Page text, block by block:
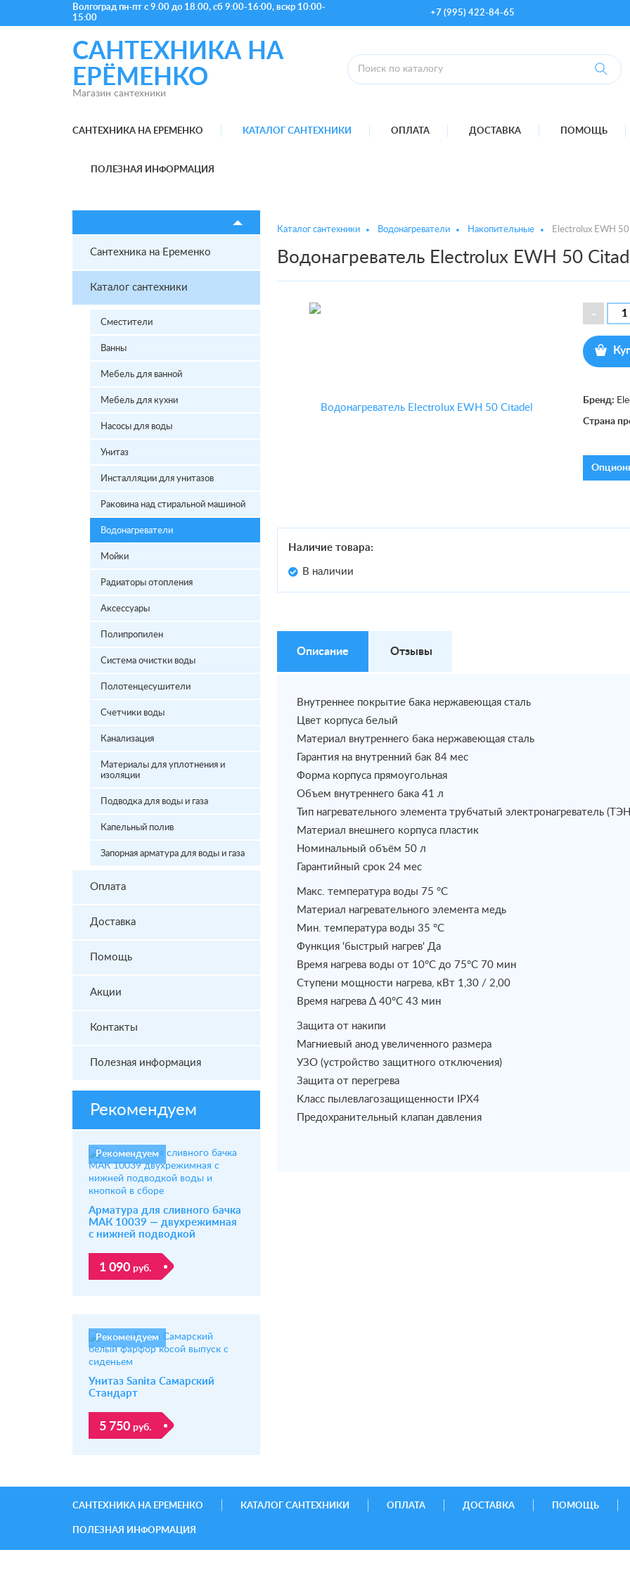
Волгоград пн-пт с 9.00 до 18.00, сб 9:00-16:00, вскр 10:00-
15:00
+7 (995) 422-84-65
САНТЕХНИКА НА
ЕРЁМЕНКО
Магазин сантехники
САНТЕХНИКА НА ЕРЕМЕНКО КАТАЛОГ САНТЕХНИКИ ОПЛАТА ДОСТАВКА ПОМОЩЬ
ПОЛЕЗНАЯ ИНФОРМАЦИЯ
Сантехника на Еременко
Каталог сантехники
Сместители
Ванны
Мебель для ванной
Мебель для кухни
Насосы для воды
Унитаз
Инсталляции для унитазов
Раковина над стиральной машиной
Водонагреватели
Мойки
Радиаторы отопления
Аксессуары
Полипропилен
Система очистки воды
Полотенцесушители
Счетчики воды
Канализация
Материалы для уплотнения и
изоляции
Подводка для воды и газа
Капельный полив
Запорная арматура для воды и газа
Оплата
Доставка
Помощь
Акции
Контакты
Полезная информация
Рекомендуем
Рекомендуем
Арматура для сливного бачка
МАК 10039 — двухрежимная
с нижней подводкой
1 090 руб.
Рекомендуем
Унитаз Sanita Самарский
Стандарт
5 750 руб.
Каталог сантехники Водонагреватели Накопительные Electrolux EWH
Водонагреватель Electrolux EWH 50
Бренд:
Страна
Наличие товара:
В наличии
Описание Отзывы
Внутреннее покрытие бака нержавеющая сталь
Цвет корпуса белый
Материал внутреннего бака нержавеющая сталь
Гарантия на внутренний бак 84 мес
Форма корпуса прямоугольная
Объем внутреннего бака 41 л
Тип нагревательного элемента трубчатый электронагреватель
Материал внешнего корпуса пластик
Номинальный объём 50 л
Гарантийный срок 24 мес
Макс. температура воды 75 °С
Материал нагревательного элемента медь
Мин. температура воды 35 °С
Функция 'быстрый нагрев' Да
Время нагрева воды от 10°С до 75°С 70 мин
Ступени мощности нагрева, кВт 1,30 / 2,00
Время нагрева Δ 40°С 43 мин
Защита от накипи
Магниевый анод увеличенного размера
УЗО (устройство защитного отключения)
Защита от перегрева
Класс пылевлагозащищенности IPX4
Предохранительный клапан давления
САНТЕХНИКА НА ЕРЕМЕНКО КАТАЛОГ САНТЕХНИКИ ОПЛАТА ДОСТАВКА ПОМОЩЬ
ПОЛЕЗНАЯ ИНФОРМАЦИЯ